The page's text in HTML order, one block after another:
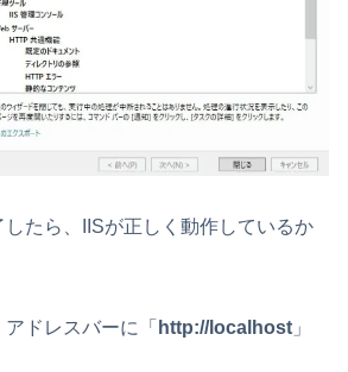
たら、IISが正しく動作しているか
ドレスバーに「 http://localhost 」